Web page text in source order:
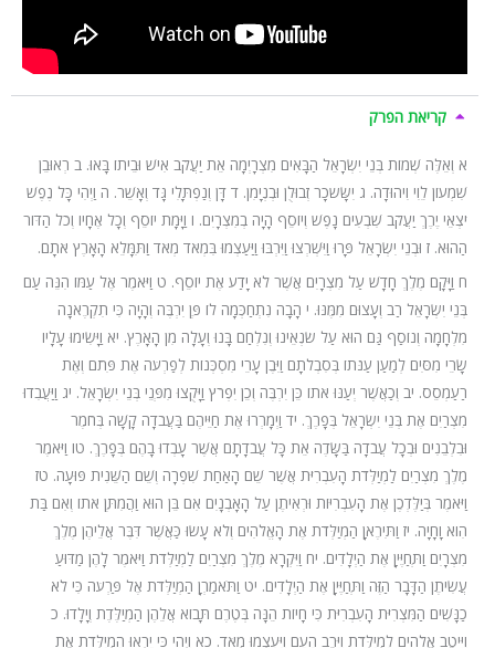
קריאת הפרק
א וְאֵלֶּה שְׁמוֹת בְּנֵי יִשְׂרָאֵל הַבָּאִים מִצְרָיְמָה אֵת יַעֲקֹב אִישׁ וּבֵיתוֹ בָּאוּ. ב רְאוּבֵן
שִׁמְעוֹן לֵוִי וִיהוּדָה. ג יִשָּׂשכָר זְבוּלֻן וּבְנְיָמִן. ד דָּן וְנַפְתָּלִי גָּד וְאָשֵׁר. ה וַיְהִי כָּל נֶפֶשׁ
יֹצְאֵי יֶרֶךְ יַעֲקֹב שִׁבְעִים נָפֶשׁ וְיוֹסֵף הָיָה בְמִצְרָיִם. ו וַיָּמָת יוֹסֵף וְכָל אֶחָיו וְכֹל הַדּוֹר
הַהוּא. ז וּבְנֵי יִשְׂרָאֵל פָּרוּ וַיִּשְׁרְצוּ וַיִּרְבּוּ וַיַּעַצְמוּ בִּמְאֹד מְאֹד וַתִּמָּלֵא הָאָרֶץ אֹתָם.
ח וַיָּקָם מֶלֶךְ חָדָשׁ עַל מִצְרָיִם אֲשֶׁר לֹא יָדַע אֶת יוֹסֵף. ט וַיֹּאמֶר אֶל עַמּוֹ הִנֵּה עַם
בְּנֵי יִשְׂרָאֵל רַב וְעָצוּם מִמֶּנּוּ. י הָבָה נִתְחַכְּמָה לוֹ פֶּן יִרְבֶּה וְהָיָה כִּי תִקְרֶאנָה
מִלְחָמָה וְנוֹסַף גַּם הוּא עַל שֹׂנְאֵינוּ וְנִלְחַם בָּנוּ וְעָלָה מִן הָאָרֶץ. יא וַיָּשִׂימוּ עָלָיו
שָׂרֵי מִסִּים לְמַעַן עַנֹּתוֹ בְּסִבְלֹתָם וַיִּבֶן עָרֵי מִסְכְּנוֹת לְפַרְעֹה אֶת פִּתֹם וְאֶת
רַעַמְסֵס. יב וְכַאֲשֶׁר יְעַנּוּ אֹתוֹ כֵּן יִרְבֶּה וְכֵן יִפְרֹץ וַיָּקֻצוּ מִפְּנֵי בְּנֵי יִשְׂרָאֵל. יג וַיַּעֲבִדוּ
מִצְרַיִם אֶת בְּנֵי יִשְׂרָאֵל בְּפָרֶךְ. יד וַיְמָרְרוּ אֶת חַיֵּיהֶם בַּעֲבֹדָה קָשָׁה בְּחֹמֶר
וּבִלְבֵנִים וּבְכָל עֲבֹדָה בַּשָּׂדֶה אֵת כָּל עֲבֹדָתָם אֲשֶׁר עָבְדוּ בָהֶם בְּפָרֶךְ. טו וַיֹּאמֶר
מֶלֶךְ מִצְרַיִם לַמְיַלְּדֹת הָעִבְרִיֹּת אֲשֶׁר שֵׁם הָאַחַת שִׁפְרָה וְשֵׁם הַשֵּׁנִית פּוּעָה. טז
וַיֹּאמֶר בְּיַלֶּדְכֶן אֶת הָעִבְרִיּוֹת וּרְאִיתֶן עַל הָאָבְנָיִם אִם בֵּן הוּא וַהֲמִתֶּן אֹתוֹ וְאִם בַּת
הִוא וָחָיָה. יז וַתִּירֶאןָ הַמְיַלְּדֹת אֶת הָאֱלֹהִים וְלֹא עָשׂוּ כַּאֲשֶׁר דִּבֶּר אֲלֵיהֶן מֶלֶךְ
מִצְרָיִם וַתְּחַיֶּיןָ אֶת הַיְלָדִים. יח וַיִּקְרָא מֶלֶךְ מִצְרַיִם לַמְיַלְּדֹת וַיֹּאמֶר לָהֶן מַדּוּעַ
עֲשִׂיתֶן הַדָּבָר הַזֶּה וַתְּחַיֶּיןָ אֶת הַיְלָדִים. יט וַתֹּאמַרְןָ הַמְיַלְּדֹת אֶל פַּרְעֹה כִּי לֹא
כַנָּשִׁים הַמִּצְרִיֹּת הָעִבְרִיֹּת כִּי חָיוֹת הֵנָּה בְּטֶרֶם תָּבוֹא אֲלֵהֶן הַמְיַלֶּדֶת וְיָלָדוּ. כ
וַיֵּיטֶב אֱלֹהִים לַמְיַלְּדֹת וַיִּרֶב הָעָם וַיַּעַצְמוּ מְאֹד. כא וַיְהִי כִּי יָרְאוּ הַמְיַלְּדֹת אֶת